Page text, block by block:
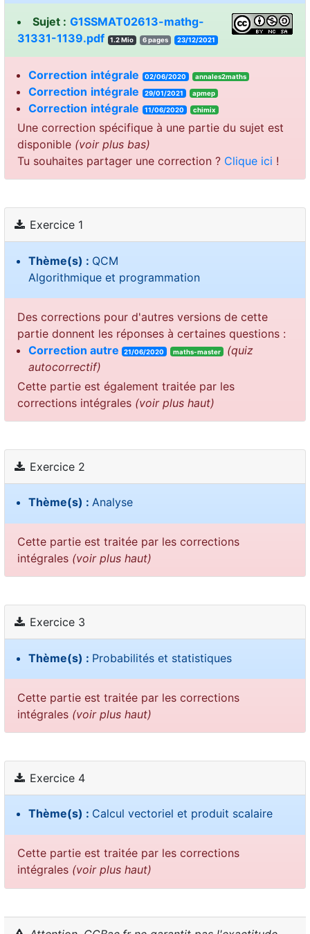
Sujet : G1SSMAT02613-mathg-
31331-1139.pdf
1.2 Mio 6 pages 23/12/2021
Correction intégrale 02/06/2020 annales2maths
Correction intégrale 29/01/2021 apmep
Correction intégrale 11/06/2020 chimix
Une correction spécifique à une partie du sujet est
disponible (voir plus bas)
Tu souhaites partager une correction ? Clique ici !
Exercice 1
Thème(s) : QCM
Algorithmique et programmation
Des corrections pour d'autres versions de cette
partie donnent les réponses à certaines questions :
Correction autre
21/06/2020 maths-master
(quiz
autocorrectif)
Cette partie est également traitée par les
corrections intégrales (voir plus haut)
Exercice 2
Thème(s) : Analyse
Cette partie est traitée par les corrections
intégrales (voir plus haut)
Exercice 3
Thème(s) : Probabilités et statistiques
Cette partie est traitée par les corrections
intégrales (voir plus haut)
Exercice 4
Thème(s) : Calcul vectoriel et produit scalaire
Cette partie est traitée par les corrections
intégrales (voir plus haut)